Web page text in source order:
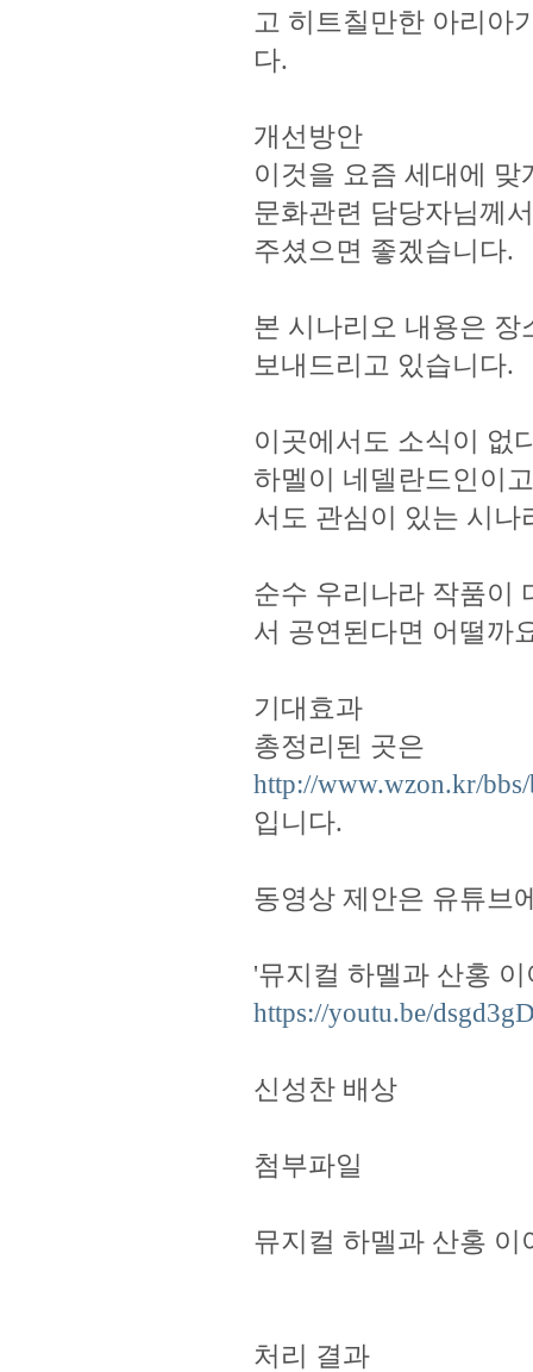
고 히트칠만한 아리아
다.
개선방안
이것을 요즘 세대에
문화관련 담당자님께
주셨으면 좋겠습니다.
본 시나리오 내용은
보내드리고 있습니다.
이곳에서도 소식이 없
하멜이 네델란드인이
서도 관심이 있는 시
순수 우리나라 작품이
서 공연된다면 어떨까
기대효과
총정리된 곳은
http://www.wzon.kr/
입니다.
동영상 제안은 유튜브
'뮤지컬 하멜과 산홍 이
https://youtu.be/
신성찬 배상
첨부파일
뮤지컬 하멜과 산홍 이
처리 결과